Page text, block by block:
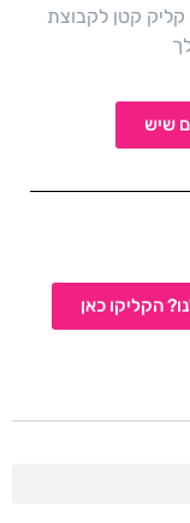
קליק קטן לקבוצת
שיש
הקליקו כאן